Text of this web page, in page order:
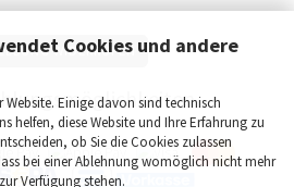
Cookies und andere
Einige davon sind technisch
helfen, diese Website und Ihre Erfahrung zu
ob Sie die Cookies zulassen
bei einer Ablehnung womöglich nicht mehr
Verfügung stehen.
WIDERRUFEN